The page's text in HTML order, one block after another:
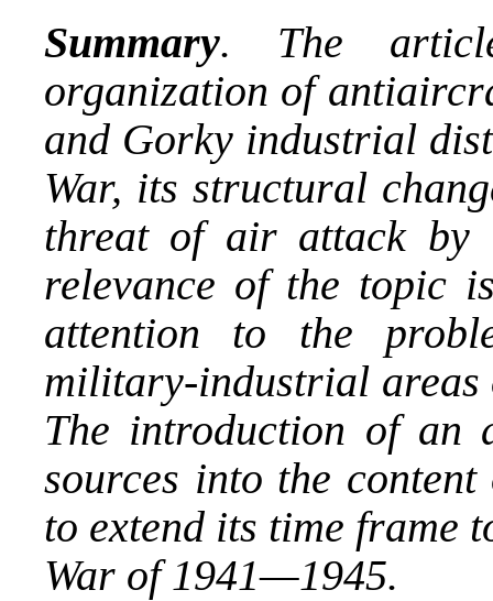
Summary. The
organization of
and Gorky industrial
War, its structural
threat of air attack by
relevance of the topic
attention to the
military-industrial
The introduction of an
sources into the
to extend its time frame
War of 1941—1945.